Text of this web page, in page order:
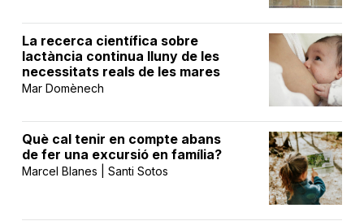
La recerca científica sobre
lactància continua lluny de les
necessitats reals de les mares
Mar Domènech
Què cal tenir en compte abans
de fer una excursió en família?
Marcel Blanes | Santi Sotos